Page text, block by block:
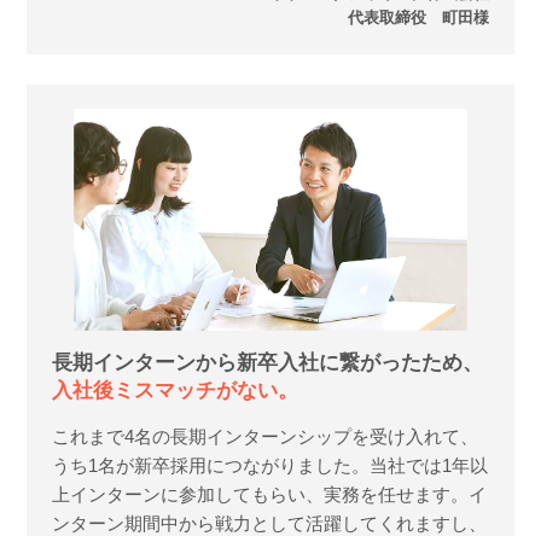
代表取締役 町田様
長期インターンから新卒入社に繋がったため、
入社後ミスマッチがない。
これまで4名の長期インターンシップを受け入れて、
うち1名が新卒採用につながりました。当社では1年以
上インターンに参加してもらい、実務を任せます。イ
ンターン期間中から戦力として活躍してくれますし、